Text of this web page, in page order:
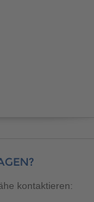
kontaktieren: